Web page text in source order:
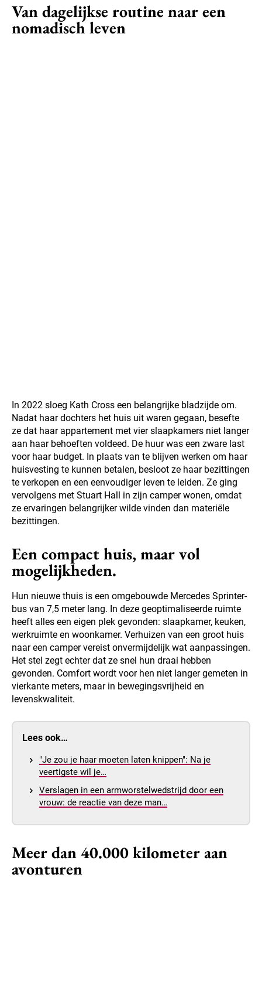
Van dagelijkse routine naar een
nomadisch leven
In 2022 sloeg Kath Cross een belangrijke bladzijde om.
Nadat haar dochters het huis uit waren gegaan, besefte
ze dat haar appartement met vier slaapkamers niet langer
aan haar behoeften voldeed. De huur was een zware last
voor haar budget. In plaats van te blijven werken om haar
huisvesting te kunnen betalen, besloot ze haar bezittingen
te verkopen en een eenvoudiger leven te leiden. Ze ging
vervolgens met Stuart Hall in zijn camper wonen, omdat
ze ervaringen belangrijker wilde vinden dan materiële
bezittingen.
Een compact huis, maar vol
mogelijkheden.
Hun nieuwe thuis is een omgebouwde Mercedes Sprinter-
bus van 7,5 meter lang. In deze geoptimaliseerde ruimte
heeft alles een eigen plek gevonden: slaapkamer, keuken,
werkruimte en woonkamer. Verhuizen van een groot huis
naar een camper vereist onvermijdelijk wat aanpassingen.
Het stel zegt echter dat ze snel hun draai hebben
gevonden. Comfort wordt voor hen niet langer gemeten in
vierkante meters, maar in bewegingsvrijheid en
levenskwaliteit.
Lees ook…
"Je zou je haar moeten laten knippen": Na je
veertigste wil je…
Verslagen in een armworstelwedstrijd door een
vrouw: de reactie van deze man…
Meer dan 40.000 kilometer aan
avonturen